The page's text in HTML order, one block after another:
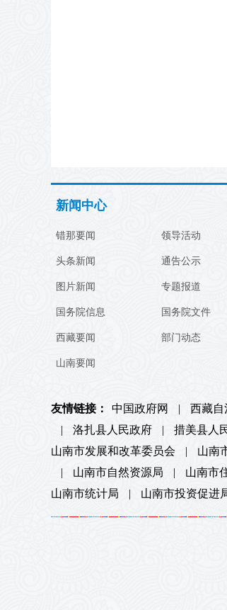
新闻中心
错那要闻
头条新闻
图片新闻
国务院信息
西藏要闻
山南要闻
领导活动
通告公示
专题报道
国务院文件
部门动态
友情链接： 中国政府网 | 西藏自
|
洛扎县人民政府 | 措美县人
山南市发展和改革委员会
| 山南
|
山南市自然资源局 | 山南市
山南市统计局
| 山南市投资促进